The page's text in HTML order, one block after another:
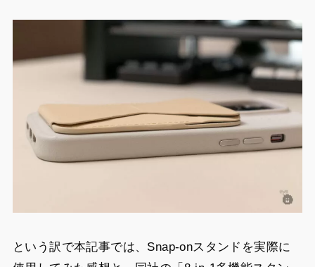
という訳で本記事では、Snap-onスタンドを実際に